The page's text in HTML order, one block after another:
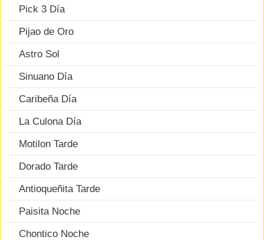
Pick 3 Día
Pijao de Oro
Astro Sol
Sinuano Día
Caribeña Día
La Culona Día
Motilon Tarde
Dorado Tarde
Antioqueñita Tarde
Paisita Noche
Chontico Noche